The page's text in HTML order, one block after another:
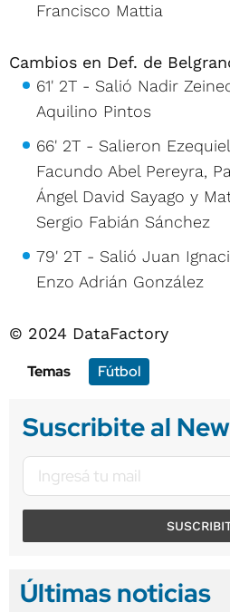
Francisco Mattia
Cambios en Def. de
61' 2T - Salió Nadir
Aquilino Pintos
66' 2T - Salieron
Facundo Abel Pereyra,
Ángel David Sayago y
Sergio Fabián Sánchez
79' 2T - Salió Juan
Enzo Adrián González
© 2024 DataFactory
Temas
Fútbol
Suscribite al
Últimas noticias